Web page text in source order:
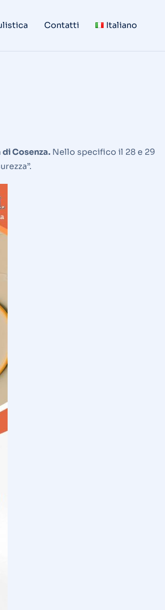
Contatti Italiano
Cosenza. Nello specifico il 28 e 29